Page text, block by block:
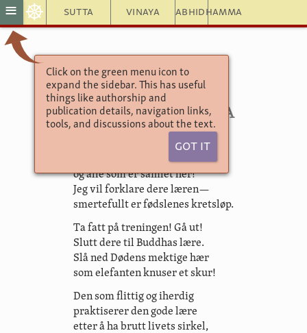
Sutta Vinaya Abhidhamma
≡ ☸
Click on the green menu icon to
expand the sidebar. This has useful
things like authorship and
publication details, navigation links,
tools, and discussions about the text.
Got It
Brødrenes sanger
Sanger med tre vers
3.13. Abhibhuta
Hør, alle mine slektninger,
og alle som er samlet her!
Jeg vil forklare dere læren—
smertefullt er fødslenes kretsløp.
Ta fatt på treningen! Gå ut!
Slutt dere til Buddhas lære.
Slå ned Dødens mektige hær
som elefanten knuser et skur!
Den som flittig og iherdig
praktiserer den gode lære
etter å ha brutt livets sirkel,